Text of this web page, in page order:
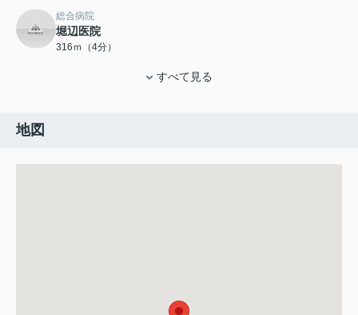
総合病院
堀辺医院
316ｍ（4分）
すべて見る
地図